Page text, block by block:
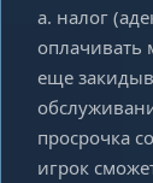
а. налог
оплачивать
еще
просрочка
игрок